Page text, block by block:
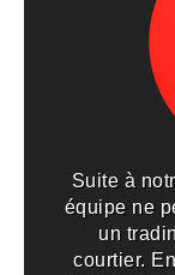
Suite à
équipe ne
un
courtier.